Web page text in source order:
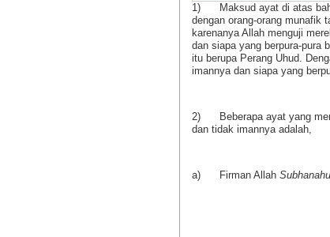
1) Maksud ayat di atas
dengan orang-orang munafik
karenanya Allah menguji
dan siapa yang berpura-pura
itu berupa Perang Uhud.
imannya dan siapa yang
2) Beberapa ayat yang
dan tidak imannya adalah,
a) Firman Allah
Halal dan Haram
(Edisi I)
Lihat isinya »